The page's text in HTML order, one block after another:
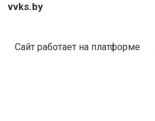
vvks.by
Сайт работает на платформе